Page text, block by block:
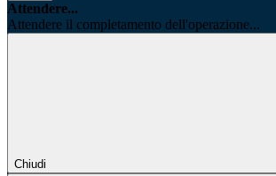
Attendere...
Attendere il completamento dell'operazione...
Chiudi